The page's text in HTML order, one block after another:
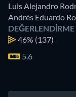
Luis Alejandro
Andrés Eduardo
DEĞERLENDIRME
46% (137)
5.6